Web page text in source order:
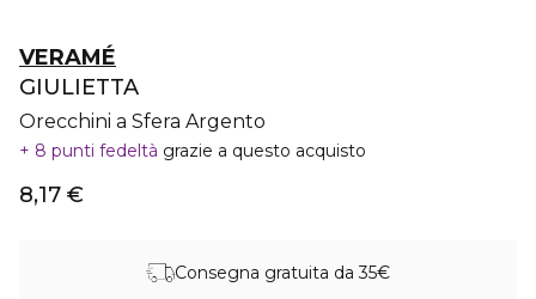
VERAMÉ
GIULIETTA
Orecchini a Sfera Argento
8 punti fedeltà grazie a questo acquisto
8,17 €
Consegna gratuita da 35€